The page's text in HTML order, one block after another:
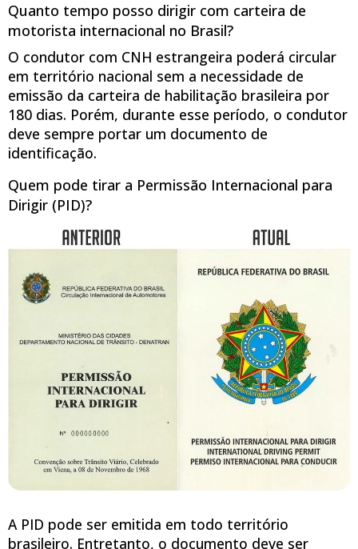
Quanto tempo posso dirigir com carteira de
motorista internacional no Brasil?
O condutor com CNH estrangeira poderá circular
em território nacional sem a necessidade de
emissão da carteira de habilitação brasileira por
180 dias. Porém, durante esse período, o condutor
deve sempre portar um documento de
identificação.
Quem pode tirar a Permissão Internacional para
Dirigir (PID)?
A PID pode ser emitida em todo território
brasileiro. Entretanto, o documento deve ser